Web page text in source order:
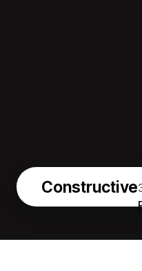
Constructive